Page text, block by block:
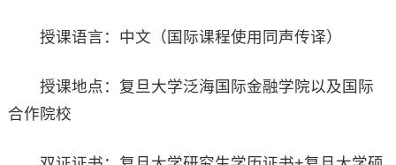
授课语言：中文（国际课程使用同声传译）
授课地点：复旦大学泛海国际金融学院以及国际
合作院校